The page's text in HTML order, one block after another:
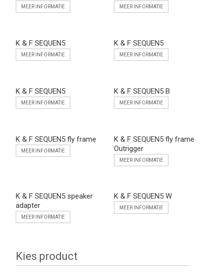
MEER INFORMATIE MEER INFORMATIE
K & F SEQUEN5
MEER INFORMATIE
K & F SEQUEN5
MEER INFORMATIE
K & F SEQUEN5
MEER INFORMATIE
K & F SEQUEN5 B
MEER INFORMATIE
K & F SEQUEN5 fly frame
MEER INFORMATIE
K & F SEQUEN5 fly frame
Outrigger
MEER INFORMATIE
K & F SEQUEN5 speaker
adapter
MEER INFORMATIE
K & F SEQUEN5 W
MEER INFORMATIE
Kies product